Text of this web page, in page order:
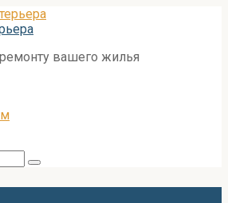
вашего жилья